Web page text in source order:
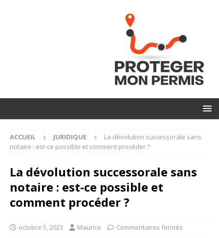
ACCUEIL JURIDIQUE
La dévolution successorale sans
notaire : est-ce possible et comment procéder ?
La dévolution successorale sans
notaire : est-ce possible et
comment procéder ?
octobre 5, 2023 Maurice Commentaires fermés